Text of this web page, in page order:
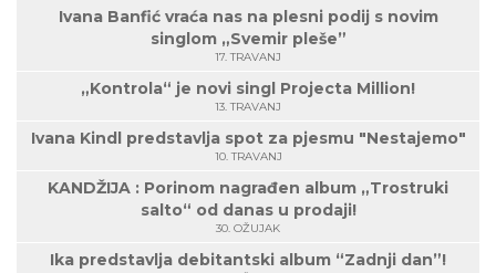
Ivana Banfić vraća nas na plesni podij s novim
singlom „Svemir pleše”
17. TRAVANJ
„Kontrola“ je novi singl Projecta Million!
13. TRAVANJ
Ivana Kindl predstavlja spot za pjesmu "Nestajemo"
10. TRAVANJ
KANDŽIJA : Porinom nagrađen album „Trostruki
salto“ od danas u prodaji!
30. OŽUJAK
Ika predstavlja debitantski album “Zadnji dan”!